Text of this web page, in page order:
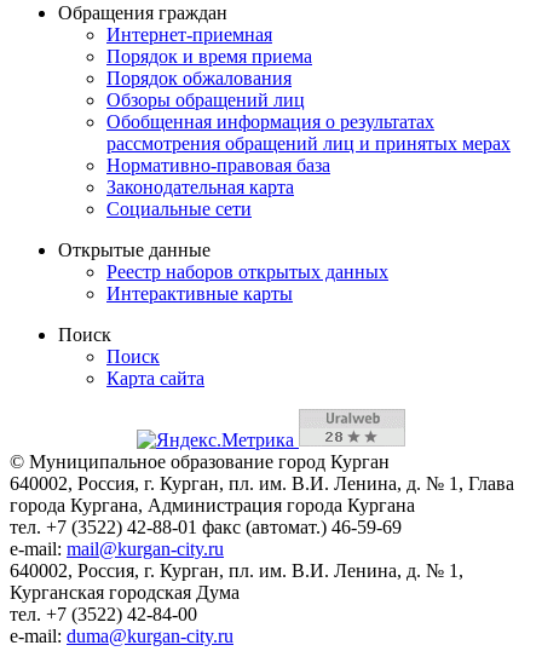
Обращения граждан
Интернет-приемная
Порядок и время приема
Порядок обжалования
Обзоры обращений лиц
Обобщенная информация о результатах
рассмотрения обращений лиц и принятых мерах
Нормативно-правовая база
Законодательная карта
Социальные сети
Открытые данные
Реестр наборов открытых данных
Интерактивные карты
Поиск
Поиск
Карта сайта
© Муниципальное образование город Курган
640002, Россия, г. Курган, пл. им. В.И. Ленина, д. № 1, Глава
города Кургана, Администрация города Кургана
тел. +7 (3522) 42-88-01 факс (автомат.) 46-59-69
e-mail: mail@kurgan-city.ru
640002, Россия, г. Курган, пл. им. В.И. Ленина, д. № 1,
Курганская городская Дума
тел. +7 (3522) 42-84-00
e-mail: duma@kurgan-city.ru